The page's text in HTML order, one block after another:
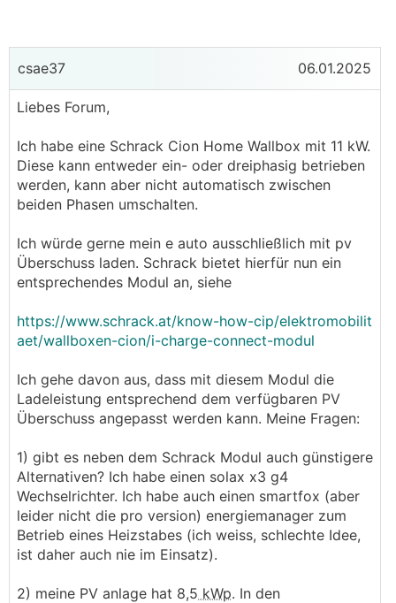
csae37 06.01.2025
Liebes Forum,
Ich habe eine Schrack Cion Home Wallbox mit 11 kW.
Diese kann entweder ein- oder dreiphasig betrieben
werden, kann aber nicht automatisch zwischen
beiden Phasen umschalten.
Ich würde gerne mein e auto ausschließlich mit pv
Überschuss laden. Schrack bietet hierfür nun ein
entsprechendes Modul an, siehe
https://www.schrack.at/know-how-cip/elektromobilit
aet/wallboxen-cion/i-charge-connect-modul
Ich gehe davon aus, dass mit diesem Modul die
Ladeleistung entsprechend dem verfügbaren PV
Überschuss angepasst werden kann. Meine Fragen:
1) gibt es neben dem Schrack Modul auch günstigere
Alternativen? Ich habe einen solax x3 g4
Wechselrichter. Ich habe auch einen smartfox (aber
leider nicht die pro version) energiemanager zum
Betrieb eines Heizstabes (ich weiss, schlechte Idee,
ist daher auch nie im Einsatz).
2) meine PV anlage hat 8,5 kWp. In den